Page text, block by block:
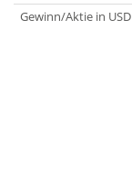
Gewinn/Aktie in USD